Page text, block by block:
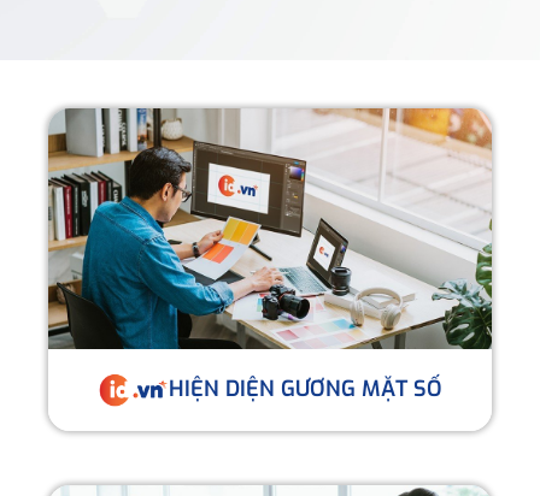
HIỆN DIỆN GƯƠNG MẶT SỐ